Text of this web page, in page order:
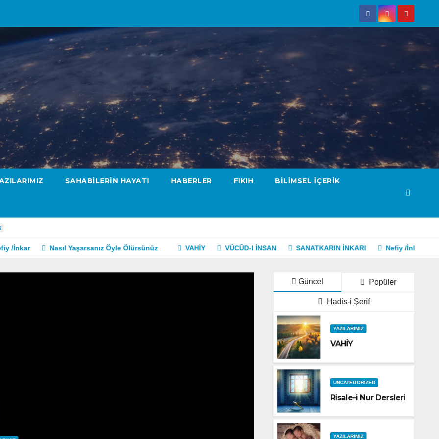
SAHABILERIN HAYATI HABERLER FIKIH BILIMSEL İÇERIK
Nasıl Yaşarsanız Öyle Ölürsünüz VAHİY VÜCÛD-I İNSAN SANATKARIN İNKARI Nefiy /İnkar
Güncel Popüler
Hadis-i Şerif
YAZILARIMIZ
VAHİY
UNCATEGORIZED
Risale-i Nur Dersleri
YAZILARIMIZ